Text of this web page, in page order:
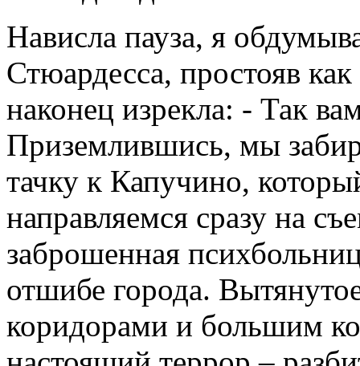
Нависла пауза, я
Стюардесса, простояв
наконец изрекла: - Так
Приземлившись, мы
тачку к Капучино,
направляемся сразу на
заброшенная
отшибе города.
коридорами и большим